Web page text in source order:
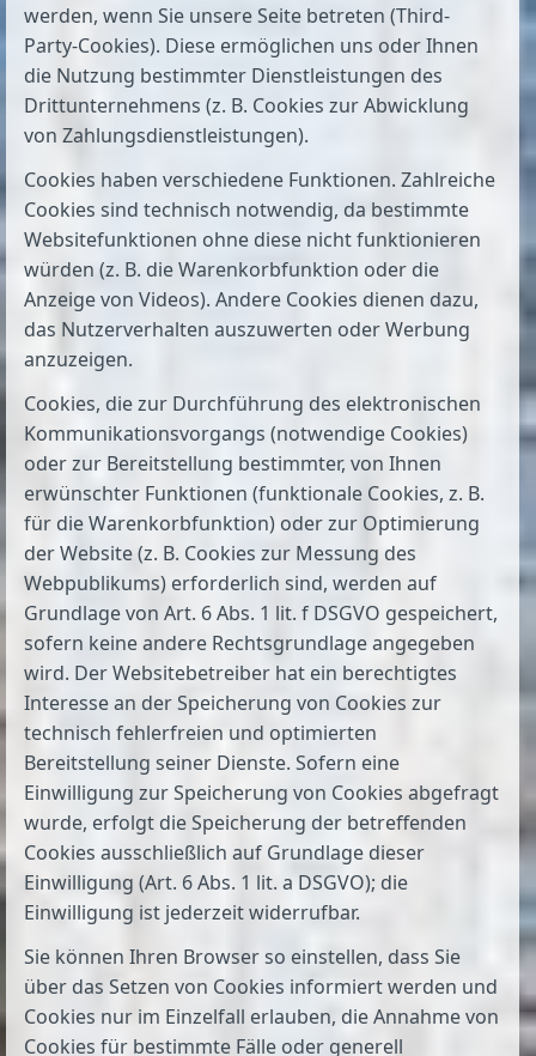
werden, wenn Sie unsere Seite betreten (Third-
Party-Cookies). Diese ermöglichen uns oder Ihnen
die Nutzung bestimmter Dienstleistungen des
Drittunternehmens (z. B. Cookies zur Abwicklung
von Zahlungsdienstleistungen).
Cookies haben verschiedene Funktionen. Zahlreiche
Cookies sind technisch notwendig, da bestimmte
Websitefunktionen ohne diese nicht funktionieren
würden (z. B. die Warenkorbfunktion oder die
Anzeige von Videos). Andere Cookies dienen dazu,
das Nutzerverhalten auszuwerten oder Werbung
anzuzeigen.
Cookies, die zur Durchführung des elektronischen
Kommunikationsvorgangs (notwendige Cookies)
oder zur Bereitstellung bestimmter, von Ihnen
erwünschter Funktionen (funktionale Cookies, z. B.
für die Warenkorbfunktion) oder zur Optimierung
der Website (z. B. Cookies zur Messung des
Webpublikums) erforderlich sind, werden auf
Grundlage von Art. 6 Abs. 1 lit. f DSGVO gespeichert,
sofern keine andere Rechtsgrundlage angegeben
wird. Der Websitebetreiber hat ein berechtigtes
Interesse an der Speicherung von Cookies zur
technisch fehlerfreien und optimierten
Bereitstellung seiner Dienste. Sofern eine
Einwilligung zur Speicherung von Cookies abgefragt
wurde, erfolgt die Speicherung der betreffenden
Cookies ausschließlich auf Grundlage dieser
Einwilligung (Art. 6 Abs. 1 lit. a DSGVO); die
Einwilligung ist jederzeit widerrufbar.
Sie können Ihren Browser so einstellen, dass Sie
über das Setzen von Cookies informiert werden und
Cookies nur im Einzelfall erlauben, die Annahme von
Cookies für bestimmte Fälle oder generell